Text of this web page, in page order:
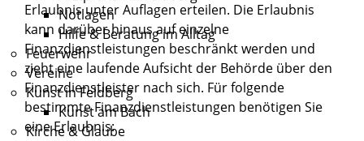
Notlagen
Hilfe & Beratung im Alltag
Feuerwehr
Vereine
Kunst in Feldberg
Kunst am Bach
Kirche & Glaube
Erlaubnis unter Auflagen erteilen. Die Erlaubnis
kann darüber hinaus auf einzelne
Finanzdienstleistungen beschränkt werden und
zieht eine laufende Aufsicht der Behörde über den
Finanzdienstleister nach sich. Für folgende
bestimmte Finanzdienstleistungen benötigen Sie
eine Erlaubnis: